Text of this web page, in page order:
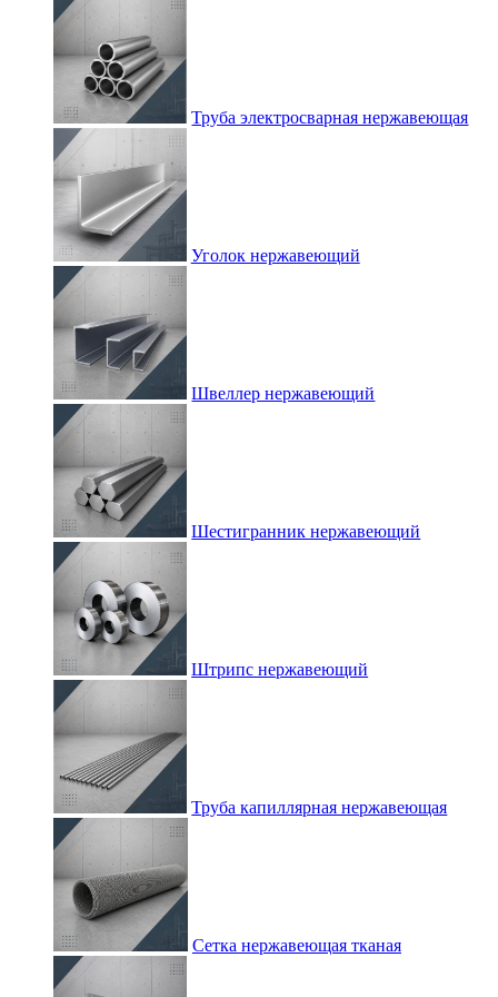
Труба электросварная нержавеющая
Уголок нержавеющий
Швеллер нержавеющий
Шестигранник нержавеющий
Штрипс нержавеющий
Труба капиллярная нержавеющая
Сетка нержавеющая тканая